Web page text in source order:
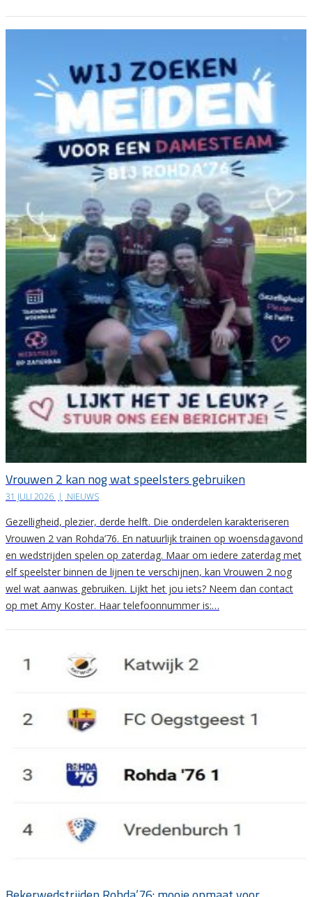
Vrouwen 2 kan nog wat speelsters gebruiken
31 JULI 2026 | NIEUWS
Gezelligheid, plezier, derde helft. Die onderdelen karakteriseren
Vrouwen 2 van Rohda’76. En natuurlijk trainen op woensdagavond
en wedstrijden spelen op zaterdag. Maar om iedere zaterdag met
elf speelster binnen de lijnen te verschijnen, kan Vrouwen 2 nog
wel wat aanwas gebruiken. Lijkt het jou iets? Neem dan contact
op met Amy Koster. Haar telefoonnummer is:…